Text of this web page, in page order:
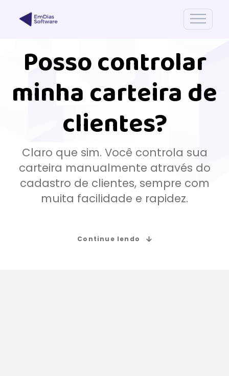
Posso controlar
minha carteira de
clientes?
Claro que sim. Você controla sua
carteira manualmente através do
cadastro de clientes, sempre com
muita facilidade e rapidez.
Continue lendo